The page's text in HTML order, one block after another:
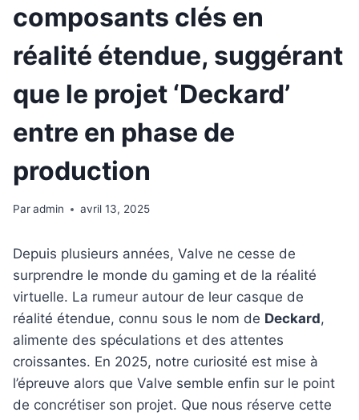
composants clés en
réalité étendue, suggérant
que le projet ‘Deckard’
entre en phase de
production
Paradmin avril 13, 2025
Depuis plusieurs années, Valve ne cesse de
surprendre le monde du gaming et de la réalité
virtuelle. La rumeur autour de leur casque de
réalité étendue, connu sous le nom de Deckard,
alimente des spéculations et des attentes
croissantes. En 2025, notre curiosité est mise à
l’épreuve alors que Valve semble enfin sur le point
de concrétiser son projet. Que nous réserve cette